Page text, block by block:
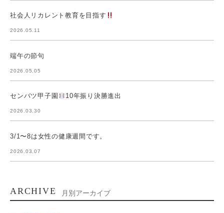
社会人リカレント教育を目指す
2026.05.11
端午の節句
2026.05.05
センバツ甲子園 10年振り決勝進出
2026.03.30
3/1〜8は女性の健康週間です。
2026.03.07
ARCHIVE 月別アーカイブ